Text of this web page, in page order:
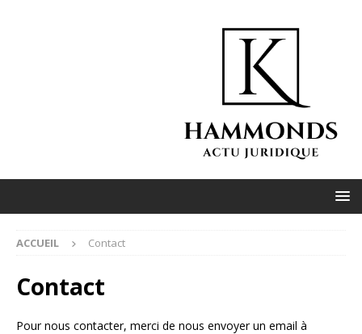
ACCUEIL Contact
Contact
Pour nous contacter, merci de nous envoyer un email à